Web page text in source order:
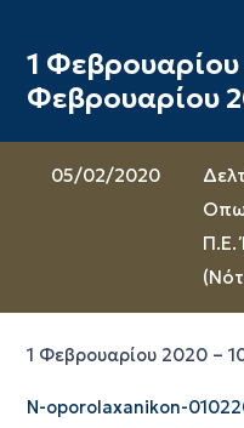
1 Φεβρουαρίου
Φεβρουαρίου
05/02/2020
Π.Ε.
1 Φεβρουαρίου 2020 –
N-oporolaxanikon-